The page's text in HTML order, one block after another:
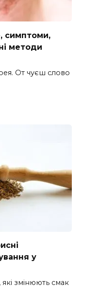
симптоми,
методи
От чуєш слово
у
змінюють смак